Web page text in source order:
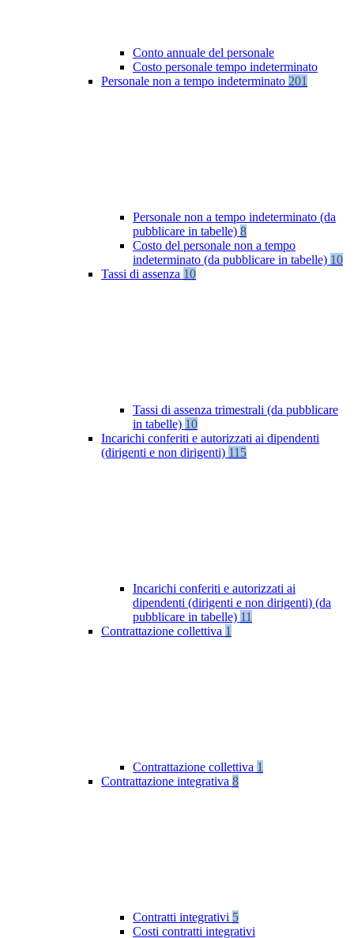
Conto annuale del personale
Costo personale tempo indeterminato
Personale non a tempo indeterminato 201
Personale non a tempo indeterminato (da
pubblicare in tabelle) 8
Costo del personale non a tempo
indeterminato (da pubblicare in tabelle) 10
Tassi di assenza 10
Tassi di assenza trimestrali (da pubblicare
in tabelle) 10
Incarichi conferiti e autorizzati ai dipendenti
(dirigenti e non dirigenti) 115
Incarichi conferiti e autorizzati ai
dipendenti (dirigenti e non dirigenti) (da
pubblicare in tabelle) 11
Contrattazione collettiva 1
Contrattazione collettiva 1
Contrattazione integrativa 8
Contratti integrativi 5
Costi contratti integrativi